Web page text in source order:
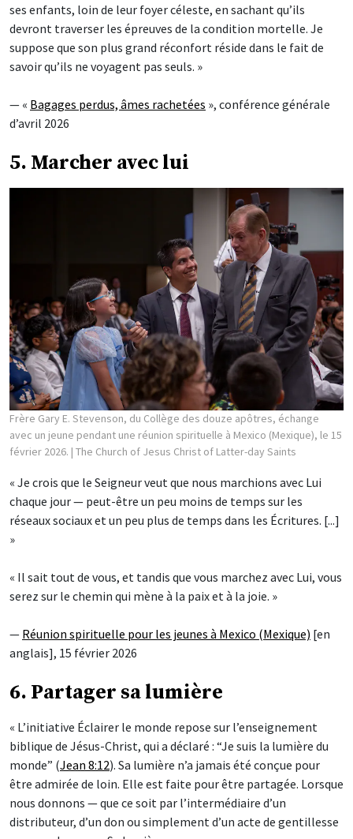
ses enfants, loin de leur foyer céleste, en sachant qu’ils
devront traverser les épreuves de la condition mortelle. Je
suppose que son plus grand réconfort réside dans le fait de
savoir qu’ils ne voyagent pas seuls. »
— « Bagages perdus, âmes rachetées », conférence générale
d’avril 2026
5. Marcher avec lui
Frère Gary E. Stevenson, du Collège des douze apôtres, échange
avec un jeune pendant une réunion spirituelle à Mexico (Mexique), le 15
février 2026. | The Church of Jesus Christ of Latter-day Saints
« Je crois que le Seigneur veut que nous marchions avec Lui
chaque jour — peut-être un peu moins de temps sur les
réseaux sociaux et un peu plus de temps dans les Écritures. [...]
»
« Il sait tout de vous, et tandis que vous marchez avec Lui, vous
serez sur le chemin qui mène à la paix et à la joie. »
— Réunion spirituelle pour les jeunes à Mexico (Mexique) [en
anglais], 15 février 2026
6. Partager sa lumière
« L’initiative Éclairer le monde repose sur l’enseignement
biblique de Jésus-Christ, qui a déclaré : “Je suis la lumière du
monde” (Jean 8:12). Sa lumière n’a jamais été conçue pour
être admirée de loin. Elle est faite pour être partagée. Lorsque
nous donnons — que ce soit par l’intermédiaire d’un
distributeur, d’un don ou simplement d’un acte de gentillesse